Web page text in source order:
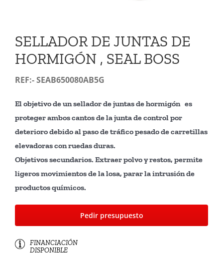
SELLADOR DE JUNTAS DE
HORMIGÓN , SEAL BOSS
REF:- SEAB650080AB5G
El objetivo de un sellador de juntas de hormigón es
proteger ambos cantos de la junta de control por
deterioro debido al paso de tráfico pesado de carretillas
elevadoras con ruedas duras.
Objetivos secundarios. Extraer polvo y restos, permite
ligeros movimientos de la losa, parar la intrusión de
productos químicos.
Pedir presupuesto
FINANCIACIÓN
DISPONIBLE